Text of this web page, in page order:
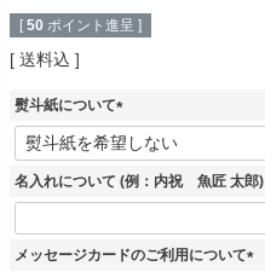
[ 50 ポイント進呈 ]
送料込
熨斗紙について
(
必
須
名入れについて (例：内祝 魚匠 太郎)
メッセージカードのご利用について